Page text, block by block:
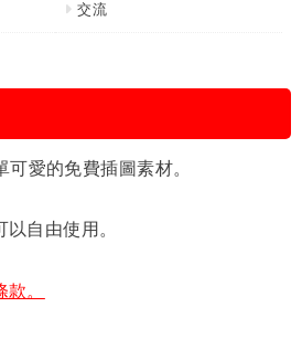
交流
愛的免費插圖素材。
自由使用。
。